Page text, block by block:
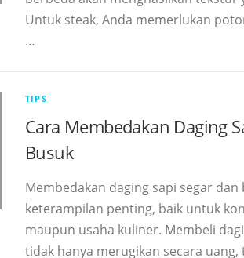
Untuk steak, Anda memerlukan
…
TIPS
Cara Membedakan Daging
Busuk
Membedakan daging sapi segar dan
keterampilan penting, baik untuk
maupun usaha kuliner. Membeli
tidak hanya merugikan secara